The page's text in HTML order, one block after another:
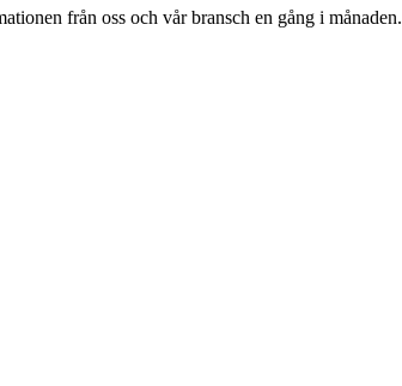
från oss och vår bransch en gång i månaden.